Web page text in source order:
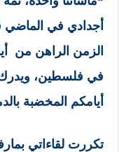
أجدادي في الماضي
الزمن الراهن من
في فلسطين،
أيامكم المخضبة
تكررت لقاءاتي